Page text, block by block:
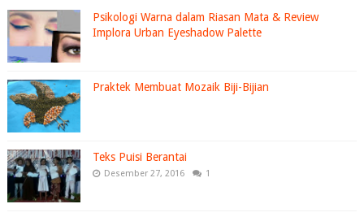
Psikologi Warna dalam Riasan Mata & Review
Implora Urban Eyeshadow Palette
Praktek Membuat Mozaik Biji-Bijian
Teks Puisi Berantai
Desember 27, 2016 1